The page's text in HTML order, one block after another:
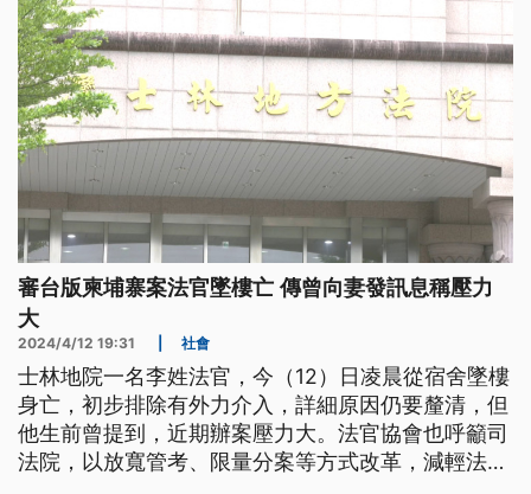
審台版柬埔寨案法官墜樓亡 傳曾向妻發訊息稱壓力
大
2024/4/12 19:31 社會
士林地院一名李姓法官，今（12）日凌晨從宿舍墜樓
身亡，初步排除有外力介入，詳細原因仍要釐清，但
他生前曾提到，近期辦案壓力大。法官協會也呼籲司
法院，以放寬管考、限量分案等方式改革，減輕法官